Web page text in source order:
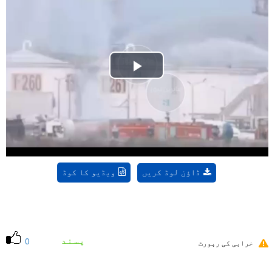
Play
Video
ویڈیو کا کوڈ ڈاؤن لوڈ کریں
0 پسند خرابی کی رپورٹ